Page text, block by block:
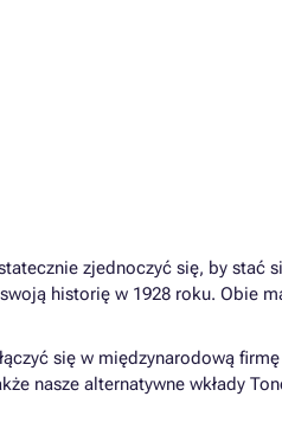
zjednoczyć się, by stać
historię w 1928 roku. Obie
się w międzynarodową
nasze alternatywne wkłady